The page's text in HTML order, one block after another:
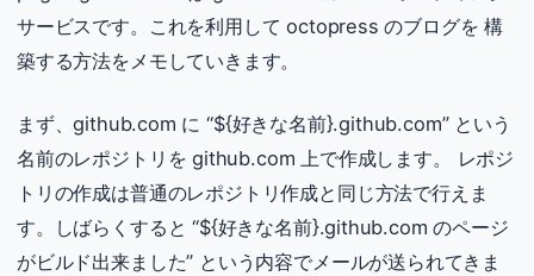
サービスです。これを利用して octopress のブログを 構
築する方法をメモしていきます。
まず、github.com に “${好きな名前}.github.com” という
名前のレポジトリを github.com 上で作成します。 レポジ
トリの作成は普通のレポジトリ作成と同じ方法で行えま
す。しばらくすると “${好きな名前}.github.com のページ
がビルド出来ました” という内容でメールが送られてきま